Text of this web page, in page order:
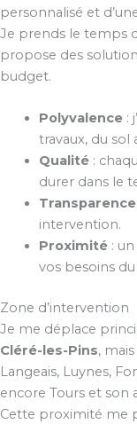
personnalisé et
Je prends le temps
propose des
budget.
Polyvalence:
travaux, du sol
Qualité:
durer dans le
Transparence
intervention.
Proximité: un
vos besoins
Zone d’intervention
Je me déplace
Cléré-les-Pins,
Langeais, Luynes,
encore Tours et son
Cette proximité me